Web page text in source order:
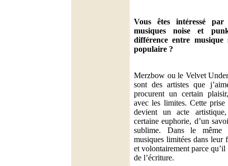
Vous êtes intéressé
musiques noise et
différence entre musique
populaire ?
Merzbow ou le Velvet
sont des artistes que
procurent un certain
avec les limites. Cette prise
devient un acte
certaine euphorie, d’un
sublime. Dans le même
musiques limitées dans leur
et volontairement parce
de l’écriture.